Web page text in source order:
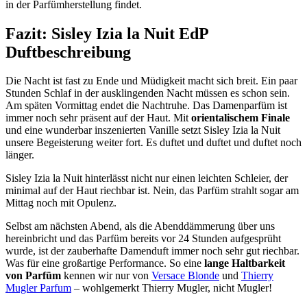
in der Parfümherstellung findet.
Fazit: Sisley Izia la Nuit EdP
Duftbeschreibung
Die Nacht ist fast zu Ende und Müdigkeit macht sich breit. Ein paar
Stunden Schlaf in der ausklingenden Nacht müssen es schon sein.
Am späten Vormittag endet die Nachtruhe. Das Damenparfüm ist
immer noch sehr präsent auf der Haut. Mitorientalischem Finale
und eine wunderbar inszenierten Vanille setzt Sisley Izia la Nuit
unsere Begeisterung weiter fort. Es duftet und duftet und duftet noch
länger.
Sisley Izia la Nuit hinterlässt nicht nur einen leichten Schleier, der
minimal auf der Haut riechbar ist. Nein, das Parfüm strahlt sogar am
Mittag noch mit Opulenz.
Selbst am nächsten Abend, als die Abenddämmerung über uns
hereinbricht und das Parfüm bereits vor 24 Stunden aufgesprüht
wurde, ist der zauberhafte Damenduft immer noch sehr gut riechbar.
Was für eine großartige Performance. So eine lange Haltbarkeit
von Parfüm kennen wir nur von Versace Blonde und Thierry
Mugler Parfum – wohlgemerkt Thierry Mugler, nicht Mugler!